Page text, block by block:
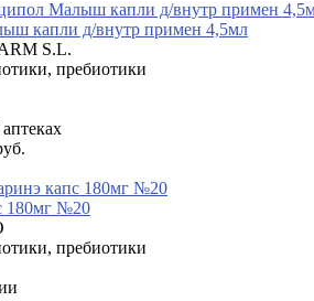
капли д/внутр примен 4,5мл
S.L.
пребиотики
180мг №20
пребиотики